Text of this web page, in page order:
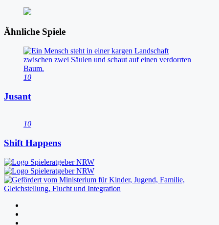
Ähnliche Spiele
10
Jusant
10
Shift Happens